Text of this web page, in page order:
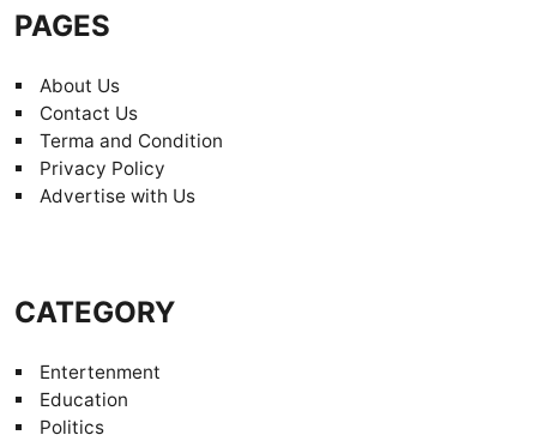
PAGES
About Us
Contact Us
Terma and Condition
Privacy Policy
Advertise with Us
CATEGORY
Entertenment
Education
Politics